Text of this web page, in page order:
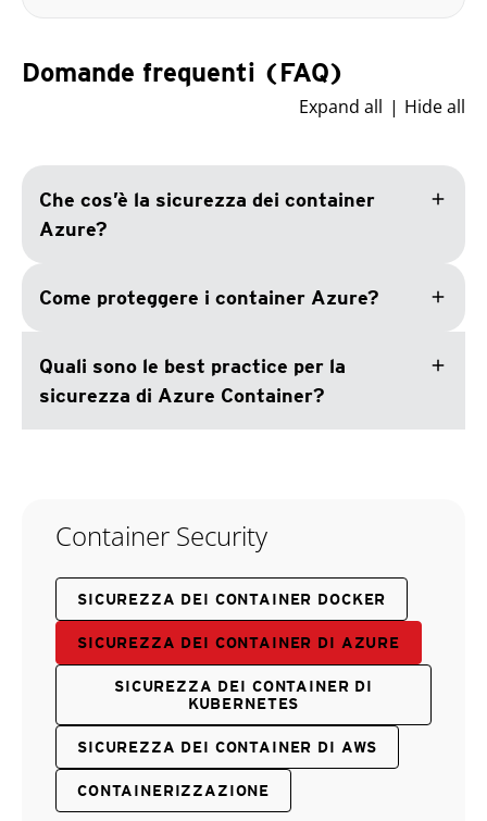
Domande frequenti (FAQ)
Expand all Hide all
Che cos’è la sicurezza dei container
Azure?
add
Come proteggere i container Azure? add
Quali sono le best practice per la
sicurezza di Azure Container?
add
Container Security
SICUREZZA DEI CONTAINER DOCKER
SICUREZZA DEI CONTAINER DI AZURE
SICUREZZA DEI CONTAINER DI
KUBERNETES
SICUREZZA DEI CONTAINER DI AWS
CONTAINERIZZAZIONE